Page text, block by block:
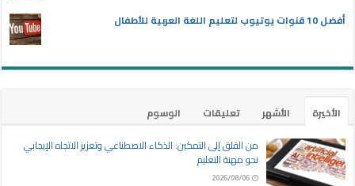
أفضل 10 قنوات يوتيوب لتعليم اللغة العربية للأطفال
الأخيرة الأشهر تعليقات
الوسوم
من القلق إلى التمكين: الذكاء الاصطناعي وتعزيز الاتجاه الإيجابي
نحو مهنة التعليم
2026/08/06